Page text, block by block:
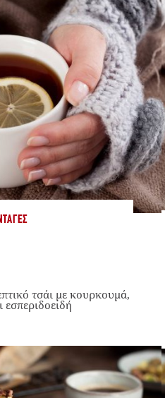
τσάι με κουρκουμά,
εσπεριδοειδή